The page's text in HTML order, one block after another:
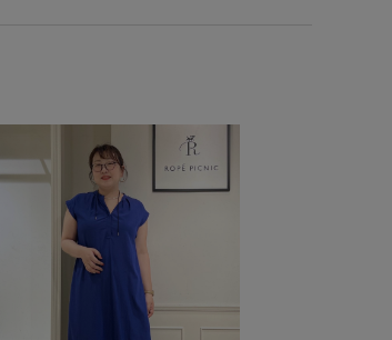
スウェット スキッパーデザイン
チノパン テレコ素材
ニット ニットスカート
ボリューム感 マウンテンパーカー
ワイドパンツ